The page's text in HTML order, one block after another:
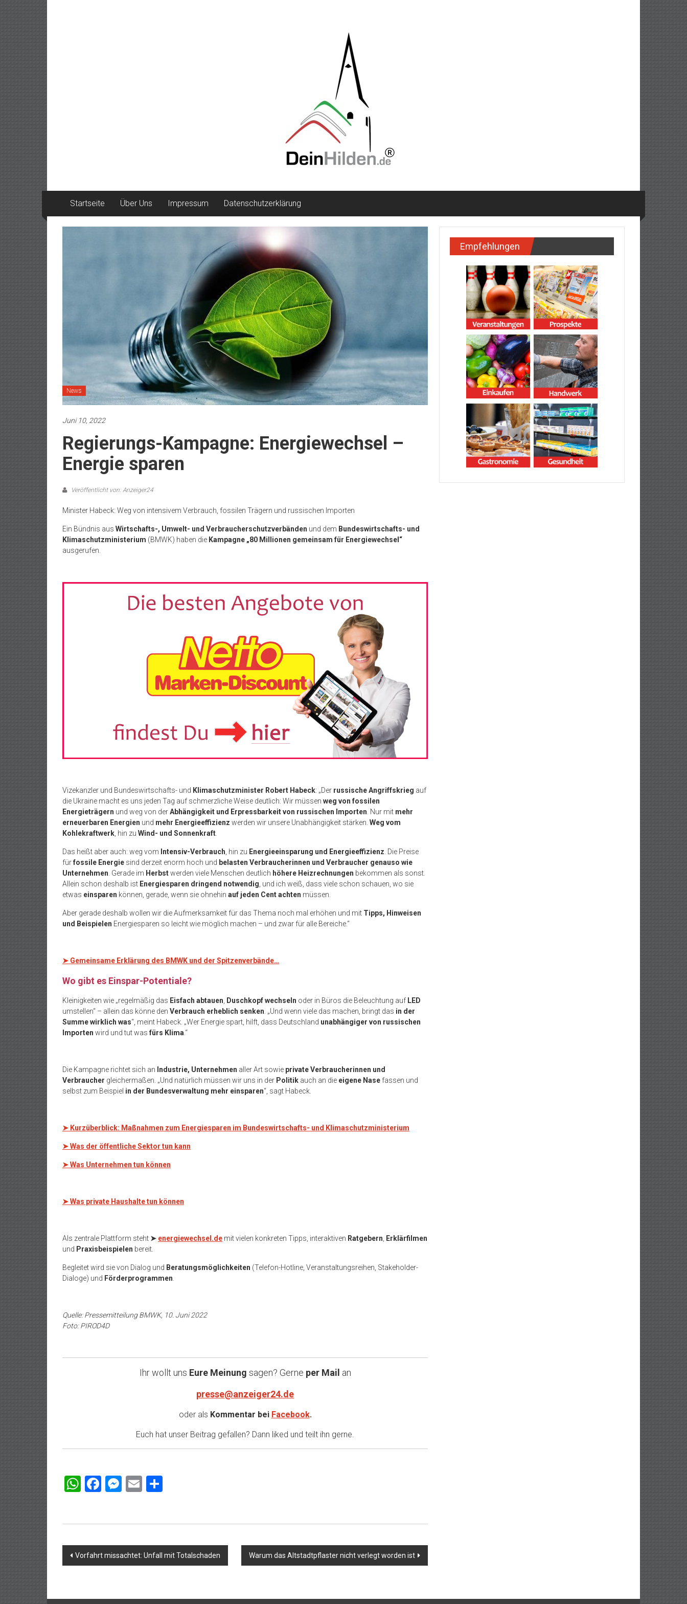
Startseite Über Uns Impressum Datenschutzerklärung
News
Juni 10, 2022
Regierungs-Kampagne: Energiewechsel –
Energie sparen
Veröffentlicht von: Anzeiger24
Minister Habeck: Weg von intensivem Verbrauch, fossilen Trägern und russischen Importen
Ein Bündnis aus Wirtschafts-, Umwelt- und Verbraucherschutzverbänden und dem Bundeswirtschafts- und
Klimaschutzministerium (BMWK) haben die Kampagne „80 Millionen gemeinsam für Energiewechsel“
ausgerufen.
Vizekanzler und Bundeswirtschafts- und Klimaschutzminister Robert Habeck: „Der russische Angriffskrieg auf
die Ukraine macht es uns jeden Tag auf schmerzliche Weise deutlich: Wir müssen weg von fossilen
Energieträgern und weg von derAbhängigkeit und Erpressbarkeit von russischen Importen . Nur mit mehr
erneuerbaren Energien und mehr Energieeffizienz werden wir unsere Unabhängigkeit stärken. Weg vom
Kohlekraftwerk , hin zu Wind- und Sonnenkraft
Das heißt aber auch: weg vom Intensiv-Verbrauch , hin zu Energieeinsparung und Energieeffizienz . Die Preise
fürfossile Energie sind derzeit enorm hoch und belasten Verbraucherinnen und Verbraucher genauso wie
Unternehmen . Gerade im Herbstwerden viele Menschen deutlich höhere Heizrechnungen bekommen als sonst.
Allein schon deshalb ist Energiesparen dringend notwendig , und ich weiß, dass viele schon schauen, wo sie
etwas einsparen können, gerade, wenn sie ohnehin auf jeden Cent achten müssen.
Aber gerade deshalb wollen wir die Aufmerksamkeit für das Thema noch mal erhöhen und mit Tipps, Hinweisen
und Beispielen Energiesparen so leicht wie möglich machen – und zwar für alle Bereiche.“
➤ Gemeinsame Erklärung des BMWK und der Spitzenverbände…
Wo gibt es Einspar-Potentiale?
Kleinigkeiten wie „regelmäßig das Eisfach abtauen Duschkopf wechseln oder in Büros die Beleuchtung auf LED
umstellen“ – allein das könne den Verbrauch erheblich senken . „Und wenn viele das machen, bringt das in der
Summe wirklich was“, meint Habeck. „Wer Energie spart, hilft, dass Deutschland unabhängiger von russischen
Importen wird und tut was fürs Klima .“
Die Kampagne richtet sich an Industrie, Unternehmen aller Art sowie private Verbraucherinnen und
Verbraucher gleichermaßen. „Und natürlich müssen wir uns in der Politik auch an die eigene Nase fassen und
selbst zum Beispiel in der Bundesverwaltung mehr einsparen“, sagt Habeck.
➤ Kurzüberblick: Maßnahmen zum Energiesparen im Bundeswirtschafts- und Klimaschutzministerium
➤Was der öffentliche Sektor tun kann
➤Was Unternehmen tun können
➤Was private Haushalte tun können
Als zentrale Plattform steht ➤ energiewechsel.de mit vielen konkreten Tipps, interaktiven Ratgebern Erklärfilmen
und Praxisbeispielen bereit.
Begleitet wird sie von Dialog und Beratungsmöglichkeiten (Telefon-Hotline, Veranstaltungsreihen, Stakeholder-
Dialoge) und Förderprogrammen
Quelle: Pressemitteilung BMWK, 10. Juni 2022
Foto: PIROD4D
Ihr wollt uns Eure Meinung sagen? Gerne per Mail an
presse@anzeiger24.de
oder als Kommentar bei Facebook.
Euch hat unser Beitrag gefallen? Dann liked und teilt ihn gerne.
WhatsApp
Facebook
Messenger
Email
Beitragsnavigation
Vorfahrt missachtet: Unfall mit Totalschaden Warum das Altstadtpflaster nicht verlegt worden ist
Empfehlungen